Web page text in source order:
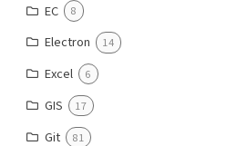
EC 8
Electron 14
Excel 6
GIS 17
Git 81